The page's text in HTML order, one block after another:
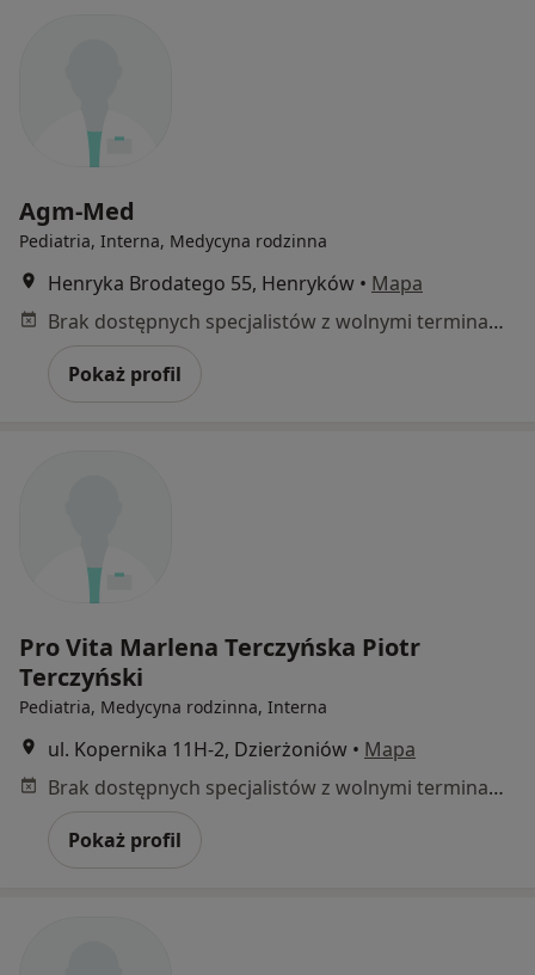
Agm-Med
Pediatria, Interna, Medycyna rodzinna
Henryka Brodatego 55, Henryków • Mapa
Brak dostępnych specjalistów z wolnymi terminami w tym centrum medycznym.
Pokaż profil
Pro Vita Marlena Terczyńska Piotr
Terczyński
Pediatria, Medycyna rodzinna, Interna
ul. Kopernika 11H-2, Dzierżoniów • Mapa
Brak dostępnych specjalistów z wolnymi terminami w tym centrum medycznym.
Pokaż profil